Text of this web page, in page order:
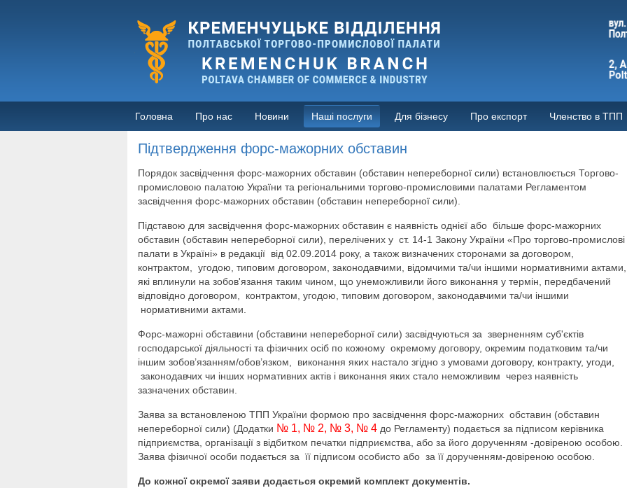
Головна Про нас Новини Наші послуги Для бізнесу Про експорт Членство в ТПП
Підтвердження форс-мажорних обставин
Порядок засвідчення форс-мажорних обставин (обставин непереборної сили) встановлюється Торгово-
промисловою палатою України та регіональними торгово-промисловими палатами Регламентом
засвідчення форс-мажорних обставин (обставин непереборної сили).
Підставою для засвідчення форс-мажорних обставин є наявність однієї або більше форс-мажорних
обставин (обставин непереборної сили), перелічених у ст. 14-1 Закону України «Про торгово-промислові
палати в Україні» в редакції від 02.09.2014 року, а також визначених сторонами за договором,
контрактом, угодою, типовим договором, законодавчими, відомчими та/чи іншими нормативними актами,
які вплинули на зобов'язання таким чином, що унеможливили його виконання у термін, передбачений
відповідно договором, контрактом, угодою, типовим договором, законодавчими та/чи іншими
нормативними актами.
Форс-мажорні обставини (обставини непереборної сили) засвідчуються за зверненням суб'єктів
господарської діяльності та фізичних осіб по кожному окремому договору, окремим податковим та/чи
іншим зобов’язанням/обов’язком, виконання яких настало згідно з умовами договору, контракту, угоди,
законодавчих чи інших нормативних актів і виконання яких стало неможливим через наявність
зазначених обставин.
Заява за встановленою ТПП України формою про засвідчення форс-мажорних обставин (обставин
непереборної сили) (Додатки № 1, № 2, № 3, № 4 до Регламенту) подається за підписом керівника
підприємства, організації з відбитком печатки підприємства, або за його дорученням -довіреною особою.
Заява фізичної особи подається за її підписом особисто або за її дорученням-довіреною особою.
До кожної окремої заяви додається окремий комплект документів.